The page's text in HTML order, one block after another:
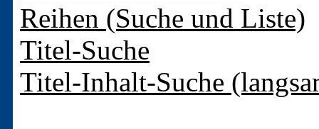
Reihen (Suche und Liste)
Titel-Suche
Titel-Inhalt-Suche